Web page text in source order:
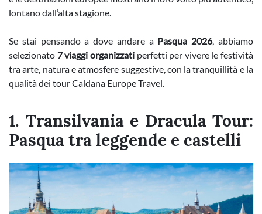
lontano dall’alta stagione.
Se stai pensando a dove andare a Pasqua 2026, abbiamo
selezionato 7 viaggi organizzatiperfetti per vivere le festività
tra arte, natura e atmosfere suggestive, con la tranquillità e la
qualità dei tour Caldana Europe Travel.
1. Transilvania e Dracula Tour:
Pasqua tra leggende e castelli